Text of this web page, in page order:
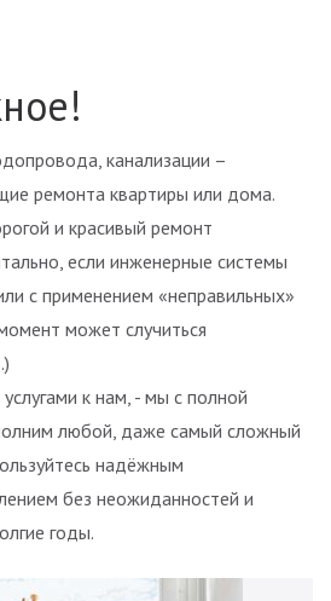
канализации –
ремонта квартиры или дома.
и красивый ремонт
если инженерные системы
с применением «неправильных»
может случиться
к нам, - мы с полной
любой, даже самый сложный
надёжным
без неожиданностей и
годы.